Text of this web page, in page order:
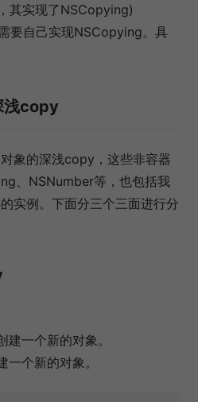
其实现了NSCopying)
要自己实现NSCopying。具
浅copy
象的深浅copy，这些非容器
、NSNumber等，也包括我
实例。下面分三个三面进行分
一个新的对象。
个新的对象。